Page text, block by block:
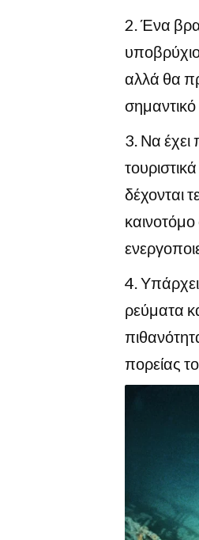
Ένα
αλλά θα
Να έχει
δέχονται
ρεύματα
πορείας